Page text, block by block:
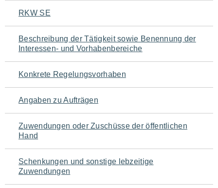
Navigation
für
den
Seiteninhalt
RKW SE
Beschreibung der Tätigkeit sowie Benennung der
Interessen- und Vorhabenbereiche
Konkrete Regelungsvorhaben
Angaben zu Aufträgen
Zuwendungen oder Zuschüsse der öffentlichen
Hand
Schenkungen und sonstige lebzeitige
Zuwendungen